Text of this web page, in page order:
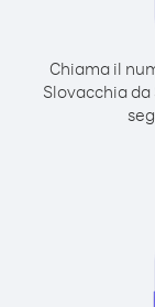
Chiama il
Slovacchia